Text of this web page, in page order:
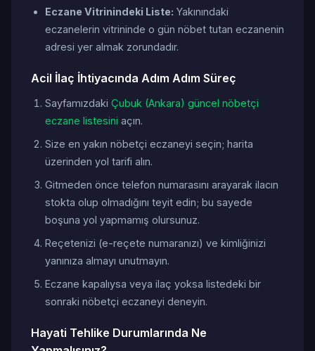
Eczane Vitrinindeki Liste: Yakınındaki
eczanelerin vitrininde o gün nöbet tutan eczanenin
adresi yer almak zorundadır.
Acil İlaç İhtiyacında Adım Adım Süreç
Sayfamızdaki Çubuk (Ankara) güncel nöbetçi
eczane listesini açın.
Size en yakın nöbetçi eczaneyi seçin; harita
üzerinden yol tarifi alın.
Gitmeden önce telefon numarasını arayarak ilacın
stokta olup olmadığını teyit edin; bu sayede
boşuna yol yapmamış olursunuz.
Reçetenizi (e-reçete numaranızı) ve kimliğinizi
yanınıza almayı unutmayın.
Eczane kapalıysa veya ilaç yoksa listedeki bir
sonraki nöbetçi eczaneyi deneyin.
Hayati Tehlike Durumlarında Ne